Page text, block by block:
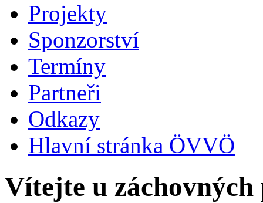
Projekty
Sponzorství
Termíny
Partneři
Odkazy
Hlavní stránka ÖVVÖ
Vítejte u